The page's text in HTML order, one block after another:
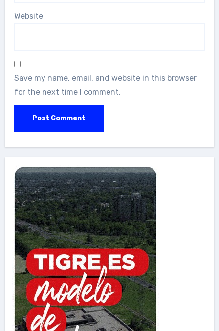
Website
Save my name, email, and website in this browser
for the next time I comment.